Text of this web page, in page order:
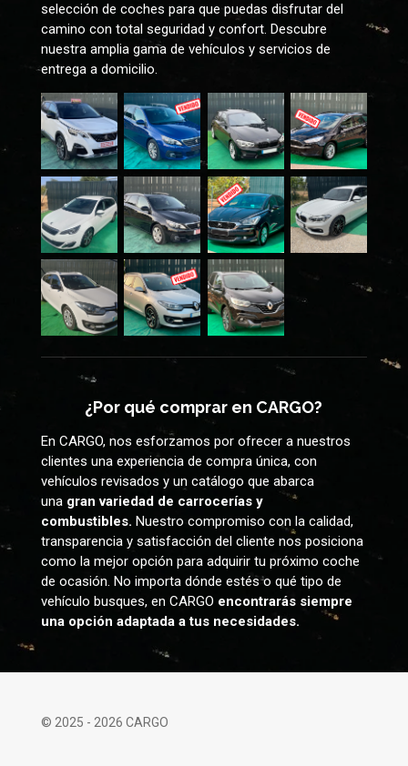
selección de coches para que puedas disfrutar del
camino con total seguridad y confort. Descubre
nuestra amplia gama de vehículos y servicios de
entrega a domicilio.
¿Por qué comprar en CARGO?
En CARGO, nos esforzamos por ofrecer a nuestros
clientes una experiencia de compra única, con
vehículos revisados y un catálogo que abarca
una gran variedad de carrocerías y
combustibles. Nuestro compromiso con la calidad,
transparencia y satisfacción del cliente nos posiciona
como la mejor opción para adquirir tu próximo coche
de ocasión. No importa dónde estés o qué tipo de
vehículo busques, en CARGO encontrarás siempre
una opción adaptada a tus necesidades.
© 2025 - 2026 CARGO